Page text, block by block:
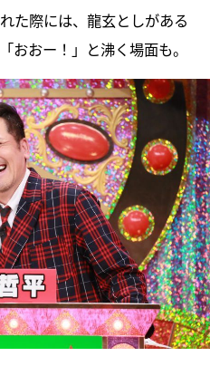
た際には、龍玄としがある
おおー！」と沸く場面も。